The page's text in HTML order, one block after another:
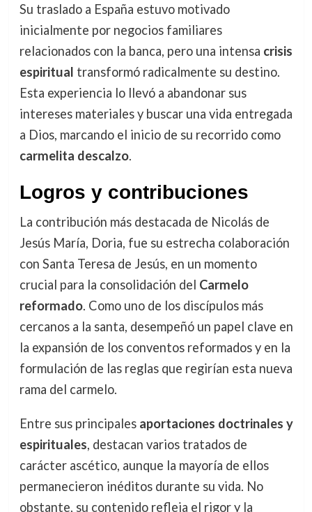
Su traslado a España estuvo motivado
inicialmente por negocios familiares
relacionados con la banca, pero una intensa crisis
espiritual transformó radicalmente su destino.
Esta experiencia lo llevó a abandonar sus
intereses materiales y buscar una vida entregada
a Dios, marcando el inicio de su recorrido como
carmelita descalzo.
Logros y contribuciones
La contribución más destacada de Nicolás de
Jesús María, Doria, fue su estrecha colaboración
con Santa Teresa de Jesús, en un momento
crucial para la consolidación del Carmelo
reformado. Como uno de los discípulos más
cercanos a la santa, desempeñó un papel clave en
la expansión de los conventos reformados y en la
formulación de las reglas que regirían esta nueva
rama del carmelo.
Entre sus principales aportaciones doctrinales y
espirituales, destacan varios tratados de
carácter ascético, aunque la mayoría de ellos
permanecieron inéditos durante su vida. No
obstante, su contenido refleja el rigor y la